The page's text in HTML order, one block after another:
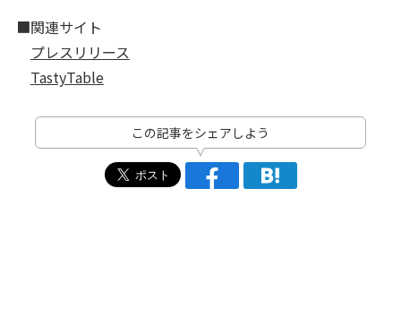
■関連サイト
プレスリリース
TastyTable
この記事をシェアしよう